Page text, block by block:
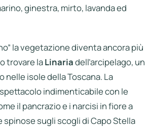
ginestra, mirto, lavanda ed
la vegetazione diventa ancora più
trovare laLinariadell’arcipelago, un
nelle isole della Toscana. La
indimenticabile con le
il pancrazio e i narcisi in fiore a
spinose sugli scogli di Capo Stella